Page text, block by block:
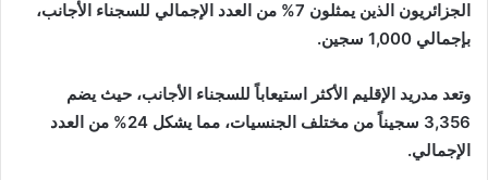
الجزائريون الذين يمثلون 7% من العدد الإجمالي للسجناء الأجانب،
بإجمالي 1,000 سجين.
وتعد مدريد الإقليم الأكثر استيعاباً للسجناء الأجانب، حيث يضم
3,356 سجيناً من مختلف الجنسيات، مما يشكل 24% من العدد
الإجمالي.